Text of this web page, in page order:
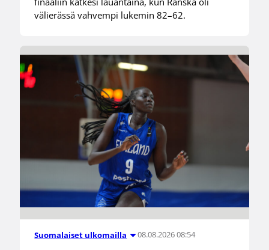
välierässä vahvempi lukemin 82–62.
Suomalaiset ulkomailla 08.08.2026 08:54